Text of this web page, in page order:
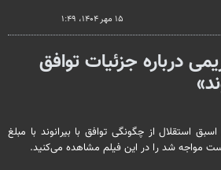
۱۵ مهر ۱۴۰۴، ۱:۴۹
درباره جزئیات توافق
استقلال از چگونگی توافق با بیرانوند با مبلغ